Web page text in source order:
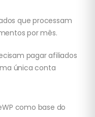
que processam
por mês.
pagar afiliados
única conta
como base do